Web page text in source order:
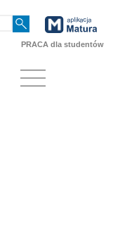
PRACA dla studentów